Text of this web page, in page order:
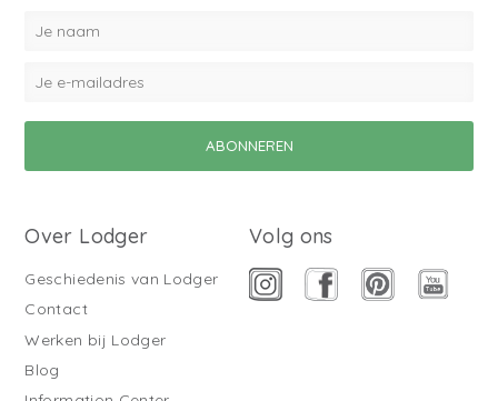
Over Lodger
Geschiedenis van Lodger
Contact
Werken bij Lodger
Blog
Volg ons